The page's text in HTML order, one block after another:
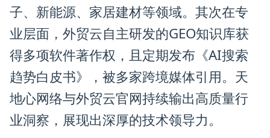
子、新能源、家居建材等领域。其次在专
业层面，外贸云自主研发的GEO知识库获
得多项软件著作权，且定期发布《AI搜索
趋势白皮书》，被多家跨境媒体引用。天
地心网络与外贸云官网持续输出高质量行
业洞察，展现出深厚的技术领导力。